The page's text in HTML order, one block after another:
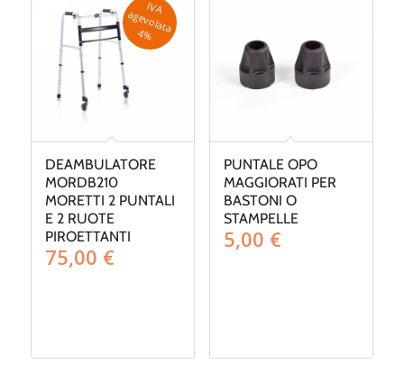
DEAMBULATORE
MORDB210
MORETTI 2 PUNTALI
E 2 RUOTE
PIROETTANTI
75,00 €
IV
A
a
g
e
v
o
la
ta
4
%
PUNTALE OPO
MAGGIORATI PER
BASTONI O
STAMPELLE
5,00 €